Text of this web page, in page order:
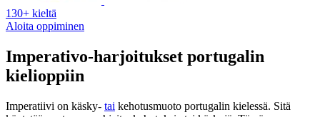
130+ kieltä
Aloita oppiminen
Imperativo-harjoitukset portugalin
kielioppiin
Imperatiivi on käsky- tai kehotusmuoto portugalin kielessä. Sitä